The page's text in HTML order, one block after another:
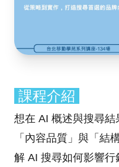
課程介紹
想在 AI 概述與搜尋
「內容品質」與「結
解 AI 搜尋如何影響